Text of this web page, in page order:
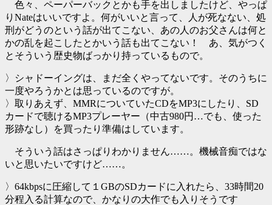
色々、ペーパーバックとかも手を出しましたけど、やっぱ
りNateはいいですよ。何がいいと言って、人が死なない、処
刑がどうのという話が出てこない、あの人のお父さんは何と
かの乱を起こしたとかいう話も出てこない！ あ、気がつく
とそういう歴史物ばっかり持っているもので。
〉シャドーイングは、まだ全くやってないです。そのうちに
一度やろうかとは思っているのですが。
〉取りあえず、MMRについていたCDをMP3にしたり、SD
カードで聴けるMP3プレーヤー（中古980円…でも、使った
形跡なし）を買ったり準備はしています。
そういう話はさっぱりわかりません……。機械音痴ではな
いと思いたいですけど……。
〉64kbpsに圧縮して１GBのSDカードに入れたら、33時間20
分程入る計算なので、かなりの大作でも入りそうです